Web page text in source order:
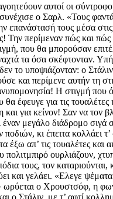
αυτοί οι
ο Σαρλ. «Τους
επανάστασή τους μέσα στις
Την περίμεναν πώς και πώς
που θα μπορούσαν
τα όσα σκέφτονταν.
το υποψιάζονταν: ο
και περίμενε αυτήν τη
Η στιγμή που
θα έφευγε για τις τουαλέτες
και για κείνον! Σαν να τον
έναν μεγάλο διάδρομο σιγά
ποδιών, κι έπειτα κολλάει τ’
έξω απ’ τις τουαλέτες και
πολιτμπιρό ουρλιάζουν,
τους, τον καταριούνται,
και γελάει. «Ελεγε
ωρύεται ο Χρουστσόφ, η
ο Στάλιν, με τ’ αφτί